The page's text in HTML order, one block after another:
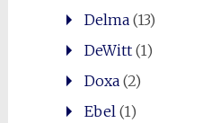
Delma(13)
DeWitt(1)
Doxa(2)
Ebel(1)